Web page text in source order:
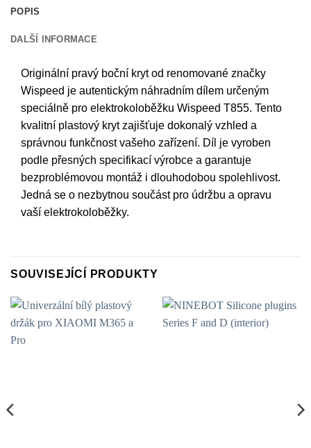
POPIS
DALŠÍ INFORMACE
Originální pravý boční kryt od renomované značky
Wispeed je autentickým náhradním dílem určeným
speciálně pro elektrokoloběžku Wispeed T855. Tento
kvalitní plastový kryt zajišťuje dokonalý vzhled a
správnou funkčnost vašeho zařízení. Díl je vyroben
podle přesných specifikací výrobce a garantuje
bezproblémovou montáž i dlouhodobou spolehlivost.
Jedná se o nezbytnou součást pro údržbu a opravu
vaší elektrokoloběžky.
SOUVISEJÍCÍ PRODUKTY